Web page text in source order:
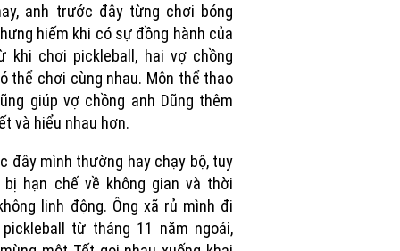
anh trước đây từng chơi bóng
hiếm khi có sự đồng hành của
khi chơi pickleball, hai vợ chồng
thể chơi cùng nhau. Môn thể thao
giúp vợ chồng anh Dũng thêm
và hiểu nhau hơn.
đây mình thường hay chạy bộ, tuy
bị hạn chế về không gian và thời
linh động. Ông xã rủ mình đi
từ tháng 11 năm ngoái,